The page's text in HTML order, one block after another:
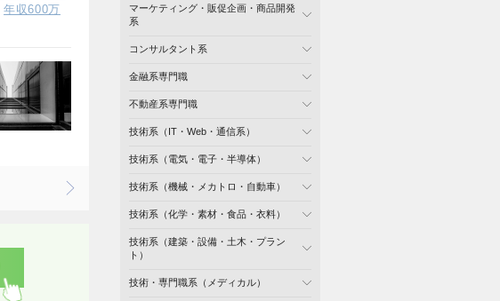
年収600万
マーケティング・販促企画・商品開発
系
コンサルタント系
金融系専門職
不動産系専門職
技術系（IT・Web・通信系）
技術系（電気・電子・半導体）
技術系（機械・メカトロ・自動車）
技術系（化学・素材・食品・衣料）
技術系（建築・設備・土木・プラン
ト）
技術・専門職系（メディカル）